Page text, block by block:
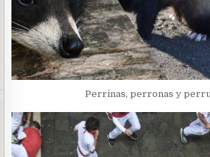
Perrinas, perronas y